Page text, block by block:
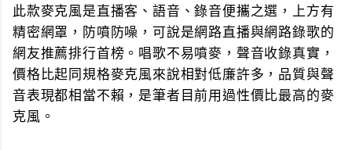
此款麥克風是直播客、語音、錄音便攜之選，上方有
精密網罩，防噴防噪，可說是網路直播與網路錄歌的
網友推薦排行首榜。唱歌不易噴麥，聲音收錄真實，
價格比起同規格麥克風來說相對低廉許多，品質與聲
音表現都相當不賴，是筆者目前用過性價比最高的麥
克風。